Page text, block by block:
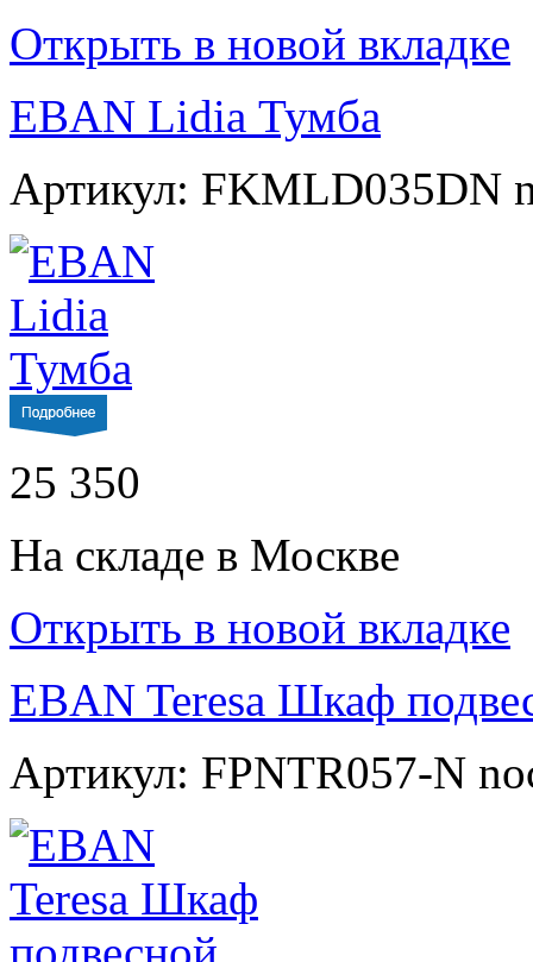
Открыть в новой вкладке
EBAN Lidia Тумба
Артикул: FKMLD035DN
25 350
На складе в Москве
Открыть в новой вкладке
EBAN Teresa Шкаф
Артикул: FPNTR057-N